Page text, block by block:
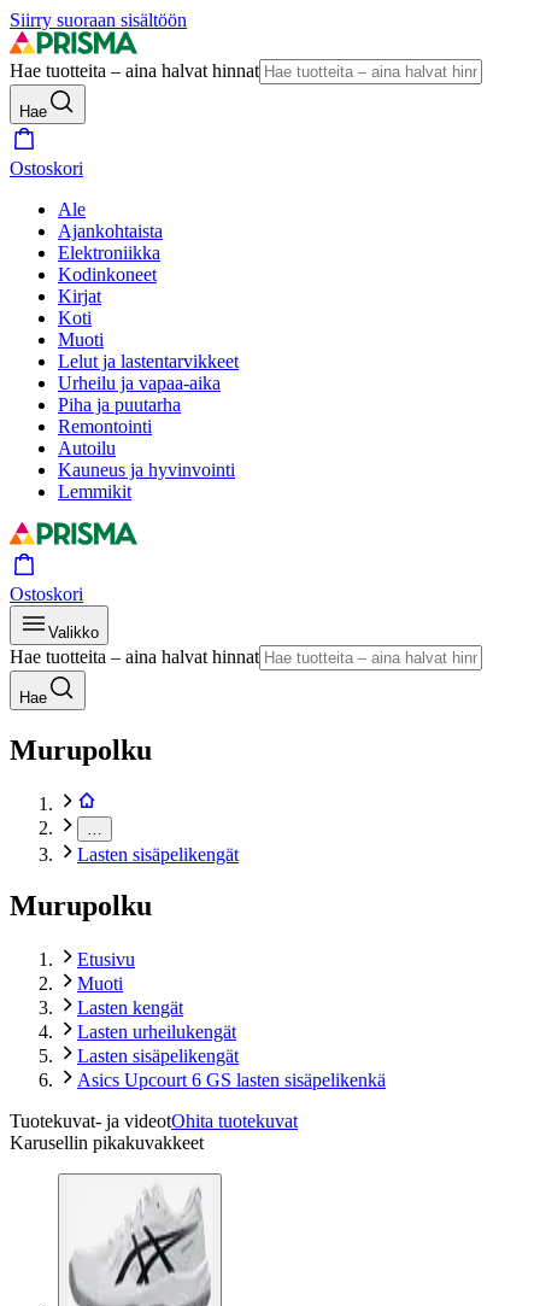
Siirry suoraan sisältöön
Hae tuotteita – aina halvat hinnat
Hae
Ostoskori
Ale
Ajankohtaista
Elektroniikka
Kodinkoneet
Kirjat
Koti
Muoti
Lelut ja lastentarvikkeet
Urheilu ja vapaa-aika
Piha ja puutarha
Remontointi
Autoilu
Kauneus ja hyvinvointi
Lemmikit
Ostoskori
Valikko
Hae tuotteita – aina halvat hinnat
Hae
Murupolku
Lasten sisäpelikengät
Murupolku
Etusivu
Muoti
Lasten kengät
Lasten urheilukengät
Lasten sisäpelikengät
Asics Upcourt 6 GS lasten sisäpelikenkä
Tuotekuvat- ja videotOhita tuotekuvat
Karusellin pikakuvakkeet